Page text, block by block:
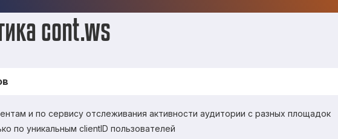
cont.ws
и по сервису отслеживания активности аудитории с разных площадок
по уникальным clientID пользователей